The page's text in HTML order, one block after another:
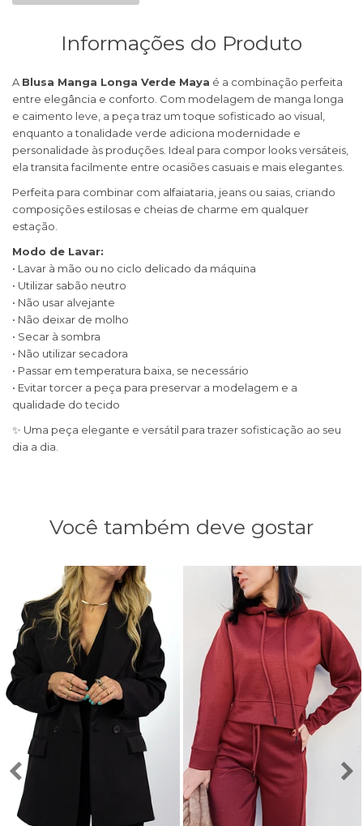
Informações do Produto
A Blusa Manga Longa Verde Maya é a combinação perfeita
entre elegância e conforto. Com modelagem de manga longa
e caimento leve, a peça traz um toque sofisticado ao visual,
enquanto a tonalidade verde adiciona modernidade e
personalidade às produções. Ideal para compor looks versáteis,
ela transita facilmente entre ocasiões casuais e mais elegantes.
Perfeita para combinar com alfaiataria, jeans ou saias, criando
composições estilosas e cheias de charme em qualquer
estação.
Modo de Lavar:
• Lavar à mão ou no ciclo delicado da máquina
• Utilizar sabão neutro
• Não usar alvejante
• Não deixar de molho
• Secar à sombra
• Não utilizar secadora
• Passar em temperatura baixa, se necessário
• Evitar torcer a peça para preservar a modelagem e a
qualidade do tecido
✨ Uma peça elegante e versátil para trazer sofisticação ao seu
dia a dia.
Você também deve gostar